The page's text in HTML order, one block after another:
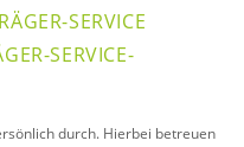
SERVICE
SERVICE-
durch. Hierbei betreuen